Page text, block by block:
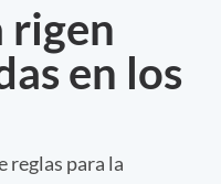
rigen
en los
reglas para la